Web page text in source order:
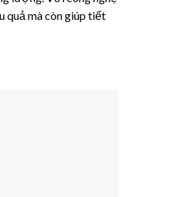
quả mà còn giúp tiết